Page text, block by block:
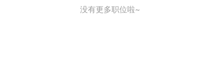
没有更多职位啦~